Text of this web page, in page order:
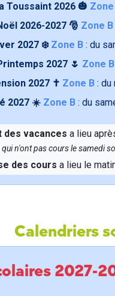
Toussaint 2026 🎃 Zone
2026-2027 🎅 Zone B
2027 ❄️ Zone B: du
2027 🌷 Zone B
2027 ✝️ Zone B: du
2027 ☀️ Zone B: du
des vacances a lieu
qui n'ont pas cours le samedi
des cours a lieu le
Calendriers
2027-